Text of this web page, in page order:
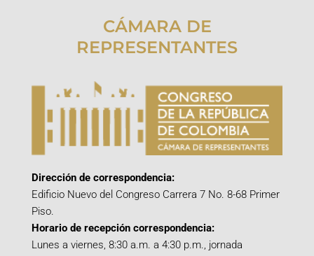
CÁMARA DE
REPRESENTANTES
Dirección de correspondencia:
Edificio Nuevo del Congreso Carrera 7 No. 8-68 Primer
Piso.
Horario de recepción correspondencia:
Lunes a viernes, 8:30 a.m. a 4:30 p.m., jornada